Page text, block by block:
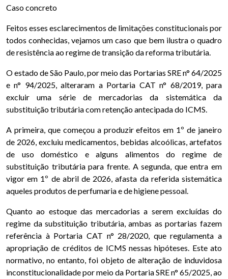
Caso concreto
Feitos esses esclarecimentos de limitações constitucionais por
todos conhecidas, vejamos um caso que bem ilustra o quadro
de resistência ao regime de transição da reforma tributária.
O estado de São Paulo, por meio das Portarias SRE n° 64/2025
e n° 94/2025, alteraram a Portaria CAT n° 68/2019, para
excluir uma série de mercadorias da sistemática da
substituição tributária com retenção antecipada do ICMS.
A primeira, que começou a produzir efeitos em 1º de janeiro
de 2026, excluiu medicamentos, bebidas alcoólicas, artefatos
de uso doméstico e alguns alimentos do regime de
substituição tributária para frente. A segunda, que entra em
vigor em 1º de abril de 2026, afasta da referida sistemática
aqueles produtos de perfumaria e de higiene pessoal.
Quanto ao estoque das mercadorias a serem excluídas do
regime da substituição tributária, ambas as portarias fazem
referência à Portaria CAT n° 28/2020, que regulamenta a
apropriação de créditos de ICMS nessas hipóteses. Este ato
normativo, no entanto, foi objeto de alteração de induvidosa
inconstitucionalidade por meio da Portaria SRE n° 65/2025, ao